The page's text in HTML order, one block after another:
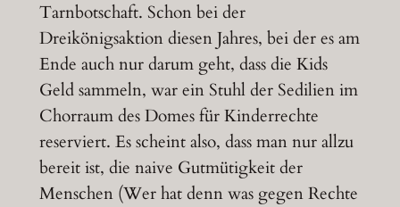
Tarnbotschaft. Schon bei der
Dreikönigsaktion diesen Jahres, bei der es am
Ende auch nur darum geht, dass die Kids
Geld sammeln, war ein Stuhl der Sedilien im
Chorraum des Domes für Kinderrechte
reserviert. Es scheint also, dass man nur allzu
bereit ist, die naive Gutmütigkeit der
Menschen (Wer hat denn was gegen Rechte